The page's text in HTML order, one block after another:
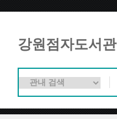
강원점자도서관